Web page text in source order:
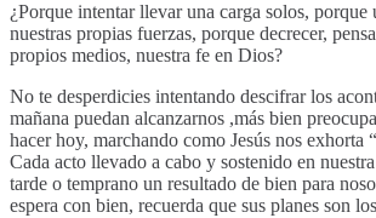
¿Porque intentar llevar una carga solos, porque
nuestras propias fuerzas, porque decrecer,
propios medios, nuestra fe en Dios?
No te desperdicies intentando descifrar los
mañana puedan alcanzarnos ,más bien
hacer hoy, marchando como Jesús nos exhorta
Cada acto llevado a cabo y sostenido en
tarde o temprano un resultado de bien para
espera con bien, recuerda que sus planes son